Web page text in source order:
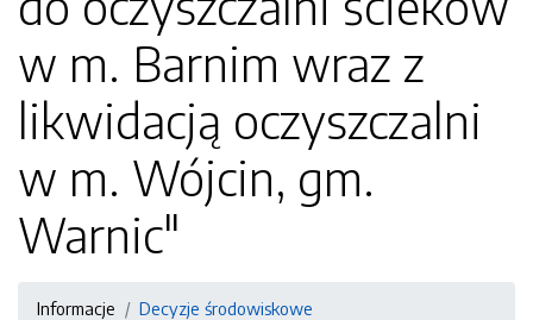
w m. Barnim wraz z
likwidacją oczyszczalni
w m. Wójcin, gm.
Warnic"
Informacje
Decyzje środowiskowe